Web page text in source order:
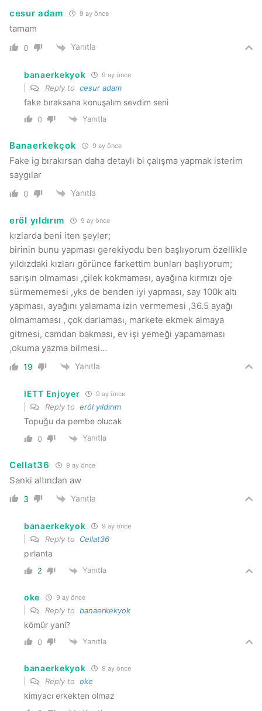
cesur adam 9 ay önce
tamam
0 Yanıtla
banaerkekyok 9 ay önce
Reply to cesur adam
fake bıraksana konuşalım sevdim seni
0 Yanıtla
Banaerkekçok 9 ay önce
Fake ig bırakırsan daha detaylı bi çalışma yapmak isterim
saygılar
0 Yanıtla
eröl yıldırım 9 ay önce
kızlarda beni iten şeyler;
birinin bunu yapması gerekiyodu ben başlıyorum özellikle
yıldızdaki kızları görünce farkettim bunları başlıyorum;
sarışın olmaması ,çilek kokmaması, ayağına kırmızı oje
sürmememesi ,yks de benden iyi yapması, say 100k altı
yapması, ayağını yalamama izin vermemesi ,36.5 ayağı
olmamaması , çok darlaması, markete ekmek almaya
gitmesi, camdan bakması, ev işi yemeği yapamaması
,okuma yazma bilmesi…
19 Yanıtla
IETT Enjoyer 9 ay önce
Reply to eröl yıldırım
Topuğu da pembe olucak
0 Yanıtla
Cellat36 9 ay önce
Sanki altından aw
3 Yanıtla
banaerkekyok 9 ay önce
Reply to Cellat36
pırlanta
2 Yanıtla
oke 9 ay önce
Reply to banaerkekyok
kömür yani?
0 Yanıtla
banaerkekyok 9 ay önce
Reply to oke
kimyacı erkekten olmaz